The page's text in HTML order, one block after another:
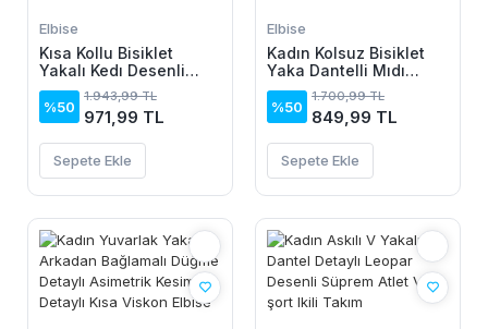
Elbise
Kısa Kollu Bisiklet
Yakalı Kedı Desenli
Midi Vıskon Elbise
%50
1.943,99 TL
971,99 TL
Sepete Ekle
Elbise
Kadın Kolsuz Bisiklet
Yaka Dantelli Mıdı
Janjan Krep Elbise
%50
1.700,99 TL
849,99 TL
Sepete Ekle